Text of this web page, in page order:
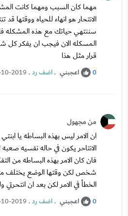
مهما كان السبب ومهما كانت
الانتحار هو انهاء للحياه ووقتها
سننتهي حياتك مع هذه المشكله
المسكله الان فيجب ان يفكر
قرار مثل هذا
0 اعجبني .اضف رد.
2019
من مجهول
ان الامر ليس بهذه البساطه يا
الانتاحر يكون في حاله نفسيه
فان كان الامر بهذه البساطه من
شخص لكن وقتها الوضع يختلف
الخطأ في الامر لكن بعد ان
0 اعجبني .اضف رد.
2019